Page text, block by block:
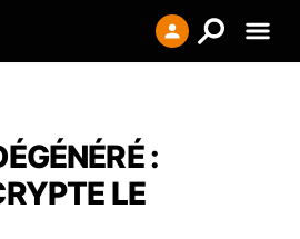
S'enregistrer
:
LE